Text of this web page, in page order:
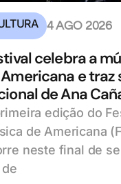
4 AGO 2026
celebra a
e traz
de Ana
edição do
de Americana
neste final de